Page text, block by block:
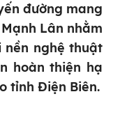
đường mang
Lân nhằm
nghệ thuật
hoàn thiện hạ
tỉnh Điện Biên.